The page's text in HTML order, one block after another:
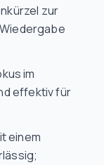
zur
im
effektiv für
einem